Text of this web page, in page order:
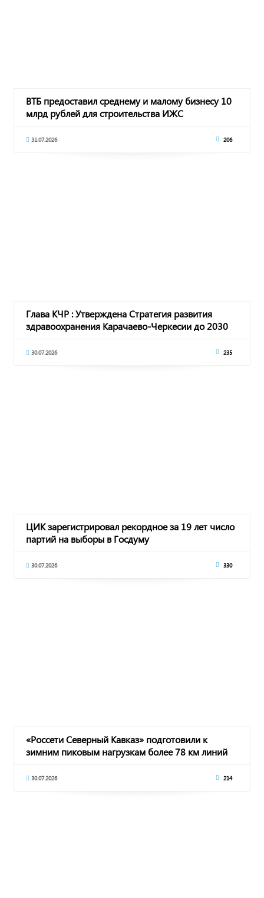
ВТБ предоставил среднему и малому бизнесу 10
млрд рублей для строительства ИЖС
31.07.2026 206
Глава КЧР : Утверждена Стратегия развития
здравоохранения Карачаево-Черкесии до 2030
30.07.2026 235
ЦИК зарегистрировал рекордное за 19 лет число
партий на выборы в Госдуму
30.07.2026 330
«Россети Северный Кавказ» подготовили к
зимним пиковым нагрузкам более 78 км линий
30.07.2026 214